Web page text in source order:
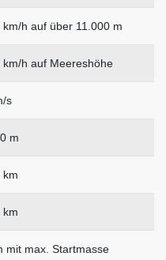
km/h auf über 11.000 m
km/h auf Meereshöhe
s
m
km
km
mit max. Startmasse